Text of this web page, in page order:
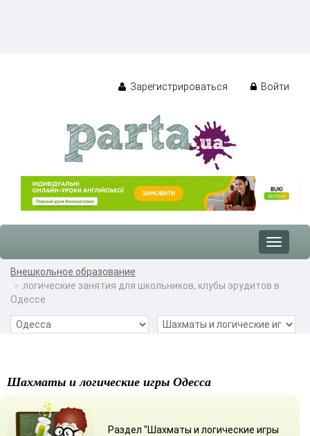
Зарегистрироваться Войти
Toggle
Внешкольное образование
логические занятия для школьников, клубы эрудитов в
Одессе
Шахматы и логические игры Одесса
Раздел "Шахматы и логические игры